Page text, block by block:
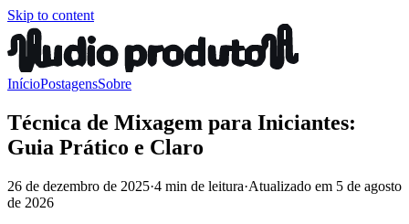
Skip to content
InícioPostagensSobre
Técnica de Mixagem para Iniciantes:
Guia Prático e Claro
26 de dezembro de 2025·4 min de leitura·Atualizado em 5 de agosto
de 2026